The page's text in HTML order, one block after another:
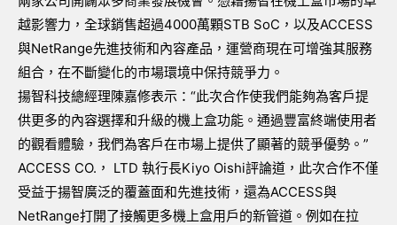
越影響力，全球銷售超過4000萬顆STB SoC，以及ACCESS
與NetRange先進技術和內容產品，運營商現在可增強其服務
組合，在不斷變化的市場環境中保持競爭力。
揚智科技總經理陳嘉修表示：“此次合作使我們能夠為客戶提
供更多的內容選擇和升級的機上盒功能。通過豐富終端使用者
的觀看體驗，我們為客戶在市場上提供了顯著的競爭優勢。”
ACCESS CO.， LTD 執行長Kiyo Oishi評論道，此次合作不僅
受益于揚智廣泛的覆蓋面和先進技術，還為ACCESS與
NetRange打開了接觸更多機上盒用戶的新管道。例如在拉